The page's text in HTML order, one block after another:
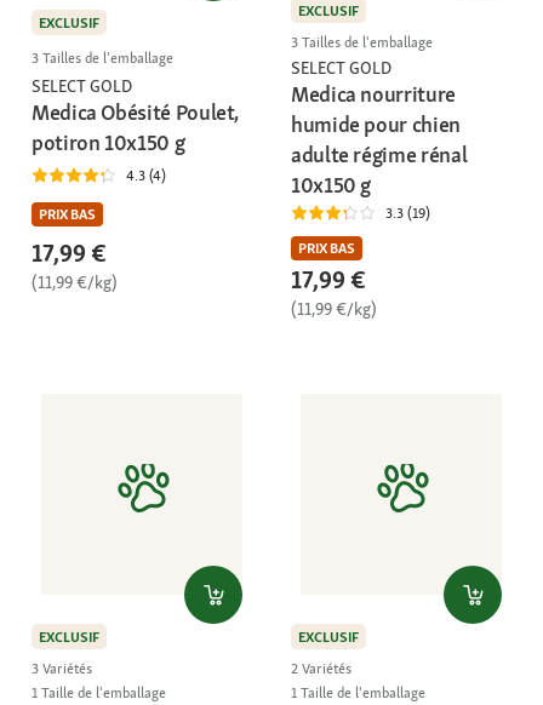
EXCLUSIF
3 Tailles de l'emballage
SELECT GOLD
Medica Obésité Poulet,
potiron 10x150 g
4.3 (4)
PRIX BAS
17,99 €
(11,99 €/kg)
EXCLUSIF
3 Tailles de l'emballage
SELECT GOLD
Medica nourriture
humide pour chien
adulte régime rénal
10x150 g
3.3 (19)
PRIX BAS
17,99 €
(11,99 €/kg)
EXCLUSIF
3 Variétés
1 Taille de l'emballage
EXCLUSIF
2 Variétés
1 Taille de l'emballage